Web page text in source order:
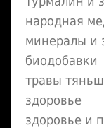
и какие
Рассмотрены
советы по
они
народная
минералы и
биодобавки
травы
здоровье
здоровье и